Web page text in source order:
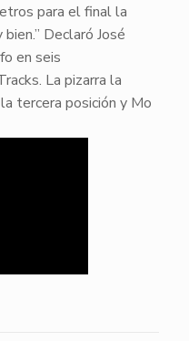
para el final la
Declaró José
en seis
La pizarra la
tercera posición y Mo